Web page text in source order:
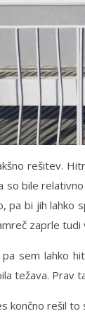
rešitev.
bile
pa bi jih lahko
zaprle
sem lahko
težava. Prav
končno rešil